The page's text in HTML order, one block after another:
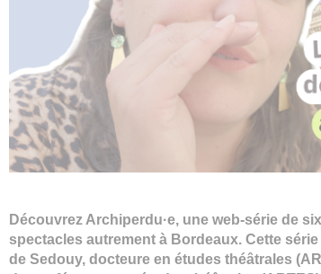
Découvrez Archiperdu·e, une web-série de
spectacles autrement à Bordeaux. Cette
de Sedouy, docteure en études théâtrales